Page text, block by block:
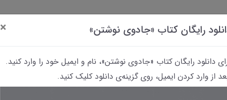
رایگان کتاب «جادوی نوشتن» ×
دانلود رایگان کتاب «جادوی نوشتن»، نام و ایمیل خود را وارد کنید.
از وارد کردن ایمیل، روی گزینه‌ی دانلود کلیک کنید.
داستانک‌
کتاب
پرسش
معرفی
معرفی فیلم‌های